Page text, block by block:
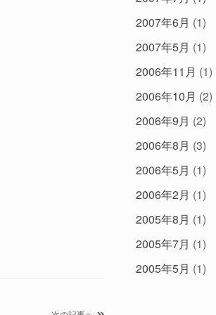
2007年6月 (1)
2007年5月 (1)
2006年11月 (1)
2006年10月 (2)
2006年9月 (2)
2006年8月 (3)
2006年5月 (1)
2006年2月 (1)
2005年8月 (1)
2005年7月 (1)
2005年5月 (1)